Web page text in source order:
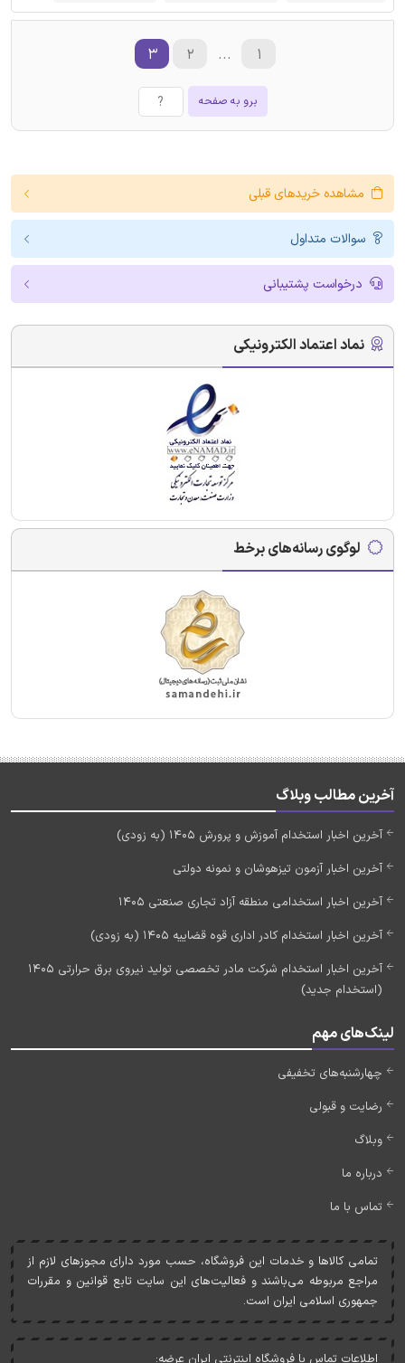
برو به صفحه
۱ ... ۲ ۳
مشاهده خریدهای قبلی
سوالات متداول
درخواست پشتیبانی
نماد اعتماد الکترونیکی
لوگوی رسانه‌های برخط
آخرین مطالب وبلاگ
آخرین اخبار استخدام آموزش و پرورش 1405 (به زودی)
آخرین اخبار آزمون تیزهوشان و نمونه دولتی
آخرین اخبار استخدامی منطقه آزاد تجاری صنعتی 1405
آخرین اخبار استخدام کادر اداری قوه قضاییه 1405 (به زودی)
آخرین اخبار استخدام شرکت مادر تخصصی تولید نیروی برق حرارتی 1405
(استخدام جدید)
لینک‌های مهم
چهارشنبه‌های تخفیفی
رضایت و قبولی
وبلاگ
درباره ما
تماس با ما
تمامی کالاها و خدمات اين فروشگاه، حسب مورد دارای مجوزهای لازم از
مراجع مربوطه می‌باشند و فعاليت‌های اين سايت تابع قوانين و مقررات
جمهوری اسلامی ايران است.